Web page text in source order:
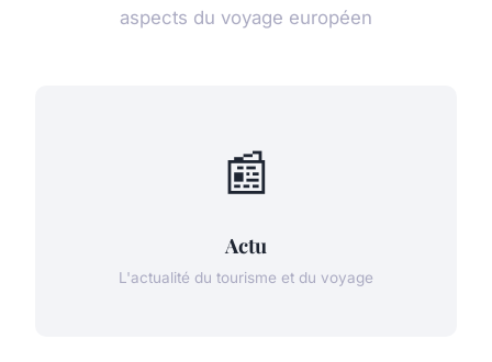
aspects du voyage européen
📰
Actu
L'actualité du tourisme et du voyage